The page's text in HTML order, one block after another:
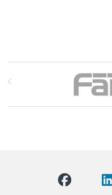
Brands Carousel